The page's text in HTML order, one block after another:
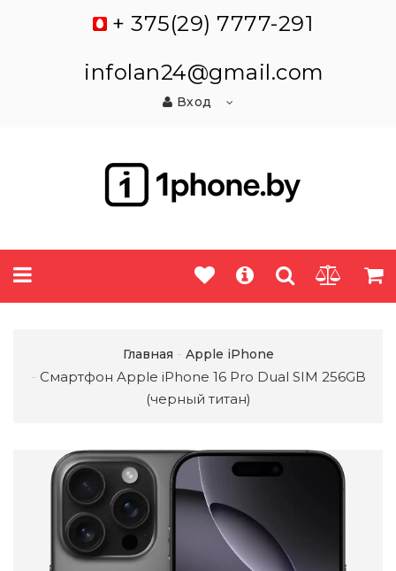
+ 375(29) 7777-291
infolan24@gmail.com
Вход
Главная Apple iPhone
Смартфон Apple iPhone 16 Pro Dual SIM 256GB
(черный титан)